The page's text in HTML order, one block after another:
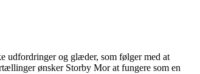
udfordringer og glæder, som følger med at
ønsker Storby Mor at fungere som en